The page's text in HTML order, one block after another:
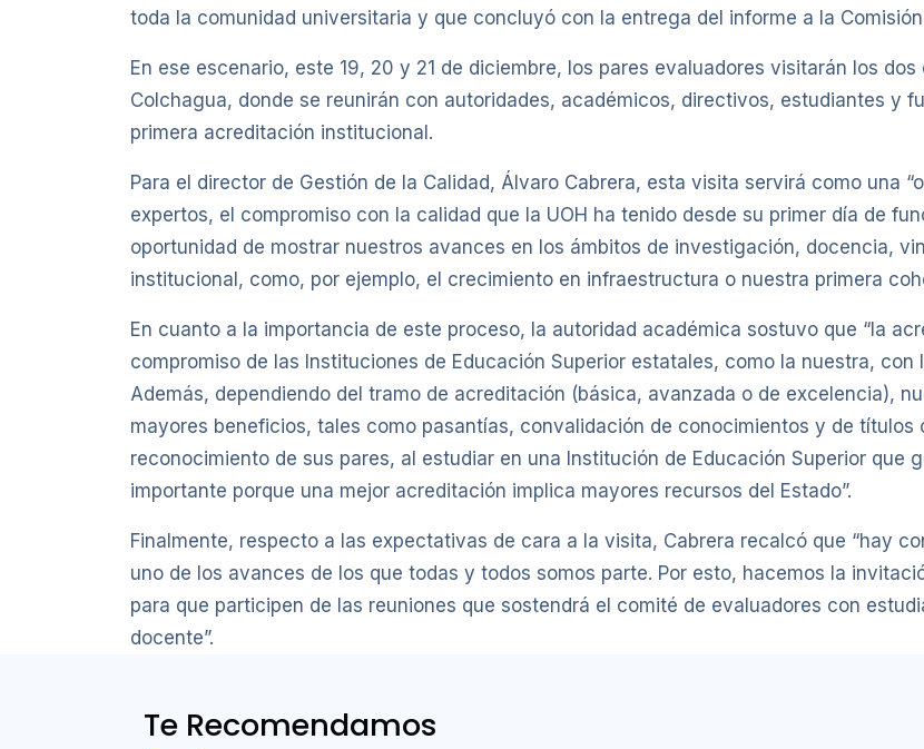
toda la comunidad universitaria y que concluyó con la entrega del informe a la
En ese escenario, este 19, 20 y 21 de diciembre, los pares evaluadores visitarán los
Colchagua, donde se reunirán con autoridades, académicos, directivos, estudiantes y
primera acreditación institucional.
Para el director de Gestión de la Calidad, Álvaro Cabrera, esta visita servirá como una
expertos, el compromiso con la calidad que la UOH ha tenido desde su primer día de
oportunidad de mostrar nuestros avances en los ámbitos de investigación, docencia,
institucional, como, por ejemplo, el crecimiento en infraestructura o nuestra primera
En cuanto a la importancia de este proceso, la autoridad académica sostuvo que “la
compromiso de las Instituciones de Educación Superior estatales, como la nuestra,
Además, dependiendo del tramo de acreditación (básica, avanzada o de excelencia),
mayores beneficios, tales como pasantías, convalidación de conocimientos y de títulos
reconocimiento de sus pares, al estudiar en una Institución de Educación Superior que
importante porque una mejor acreditación implica mayores recursos del Estado”.
Finalmente, respecto a las expectativas de cara a la visita, Cabrera recalcó que “hay
uno de los avances de los que todas y todos somos parte. Por esto, hacemos la
para que participen de las reuniones que sostendrá el comité de evaluadores con
docente”.
Te Recomendamos